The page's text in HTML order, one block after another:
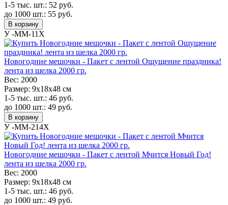
1-5 тыс. шт.: 52 руб.
до 1000 шт.: 55 руб.
В корзину
У -MM-11X
Новогодние мешочки - Пакет с лентой Ощущение праздника!
лента из шелка 2000 гр.
Вес: 2000
Размер: 9х18х48 см
1-5 тыс. шт.: 46 руб.
до 1000 шт.: 49 руб.
В корзину
У -MM-214X
Новогодние мешочки - Пакет с лентой Мчится Новый Год!
лента из шелка 2000 гр.
Вес: 2000
Размер: 9х18х48 см
1-5 тыс. шт.: 46 руб.
до 1000 шт.: 49 руб.